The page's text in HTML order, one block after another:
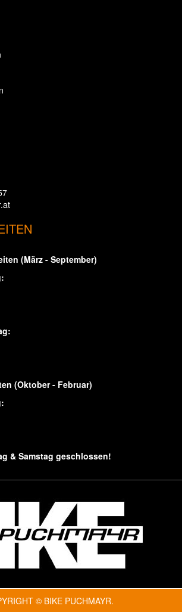
(März - September)
(Oktober - Februar)
& Samstag geschlossen!
© BIKE PUCHMAYR.